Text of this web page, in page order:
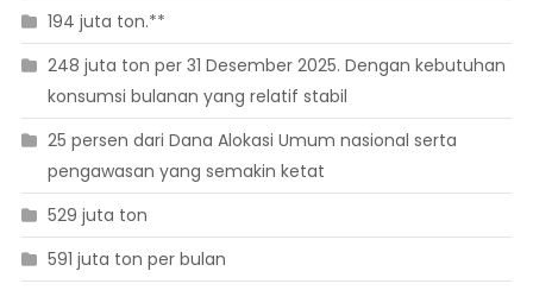
194 juta ton.**
248 juta ton per 31 Desember 2025. Dengan kebutuhan
konsumsi bulanan yang relatif stabil
25 persen dari Dana Alokasi Umum nasional serta
pengawasan yang semakin ketat
529 juta ton
591 juta ton per bulan